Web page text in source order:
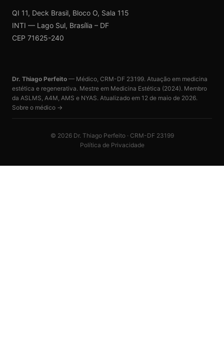
QI 11, Deck Brasil, Bloco O, Sala 115
INTI — Lago Sul, Brasília – DF
CEP 71625-240
Dr. Thiago Perfeito — Médico, CRM-DF 23199. Atuação em medicina
estética e regenerativa. Mestre em Medicina Estética (2024). Membro
da ASLMS, A4M, AMS e NYAS. Atualizado em 12 de maio de 2026.
Sobre o médico →
© 2026Dr. Thiago Perfeito · CRM-DF 23199
Política de Privacidade